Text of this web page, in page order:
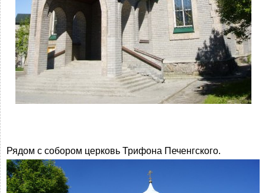
Рядом с собором церковь Трифона Печенгского.